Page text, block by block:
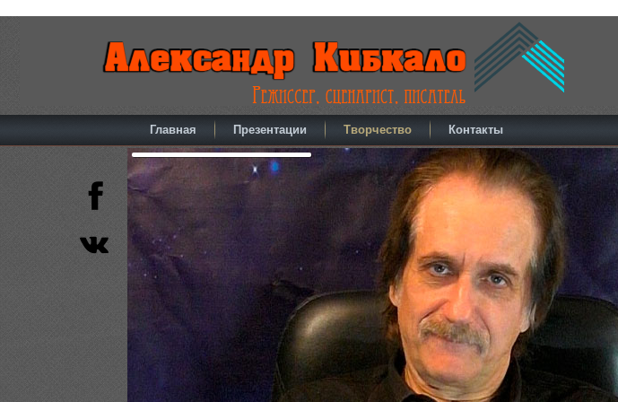
Главная Презентации Творчество Контакты